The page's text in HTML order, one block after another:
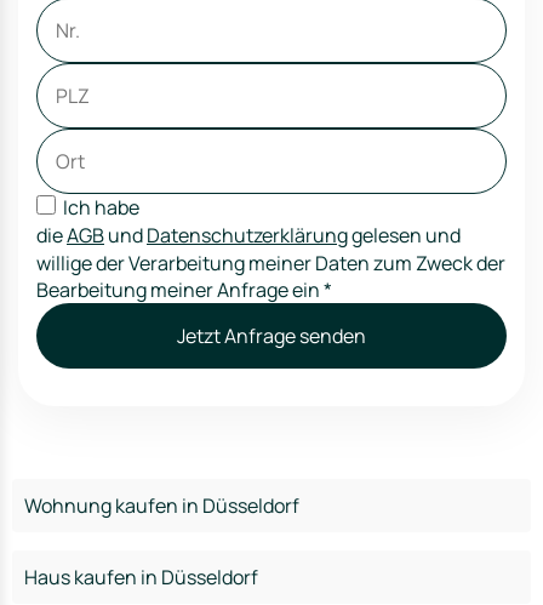
Ich habe
dieAGBundDatenschutzerklärunggelesen und
willige der Verarbeitung meiner Daten zum Zweck der
Bearbeitung meiner Anfrage ein*
Jetzt Anfrage senden
Wohnung kaufen in Düsseldorf
Haus kaufen in Düsseldorf